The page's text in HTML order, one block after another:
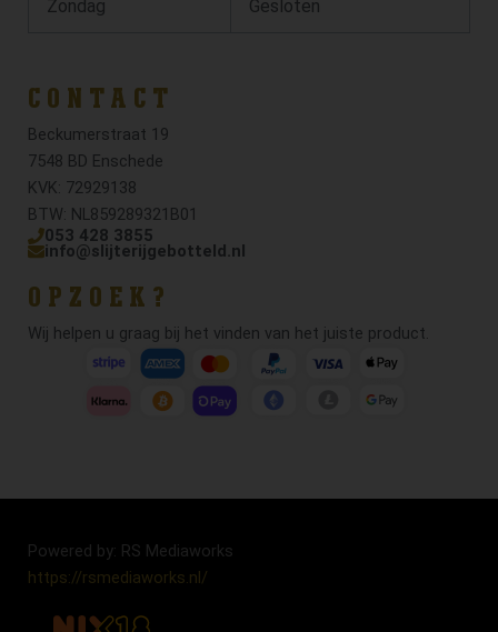
Zondag Gesloten
CONTACT
Beckumerstraat 19
7548 BD Enschede
KVK: 72929138
BTW: NL859289321B01
053 428 3855
info@slijterijgebotteld.nl
OPZOEK?
Wij helpen u graag bij het vinden van het juiste product.
Powered by: RS Mediaworks
https://rsmediaworks.nl/